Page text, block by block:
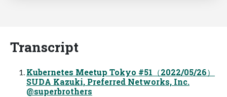
Transcript
Kubernetes Meetup Tokyo #51（2022/05/26）
SUDA Kazuki, Preferred Networks, Inc.
@superbrothers